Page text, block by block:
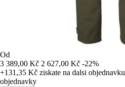
Od
3 389,00 Kč 2 627,00 Kč -22%
+131,35 Kč ziskate na dalsi objednavku
objednavky